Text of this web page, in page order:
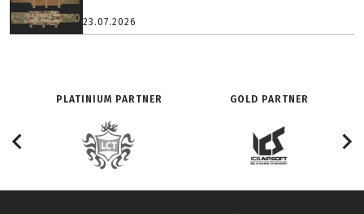
23.07.2026
PLATINIUM PARTNER GOLD PARTNER